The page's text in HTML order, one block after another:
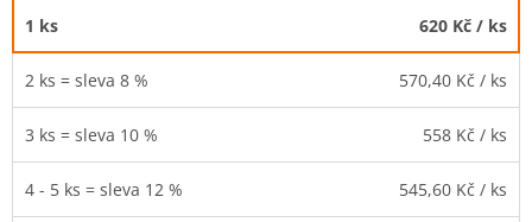
1 ks 620 Kč / ks
2 ks = sleva 8 % 570,40 Kč / ks
3 ks = sleva 10 % 558 Kč / ks
4 - 5 ks = sleva 12 % 545,60 Kč / ks